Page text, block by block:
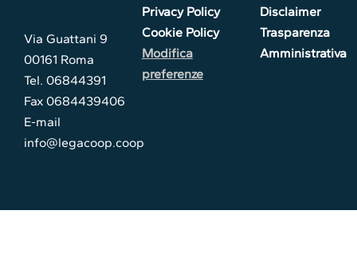
Via Guattani 9
00161 Roma
Tel. 06844391
Fax 0684439406
E-mail
info@legacoop.coop
Privacy Policy
Cookie Policy
Modifica
preferenze
Disclaimer
Trasparenza
Amministrativa